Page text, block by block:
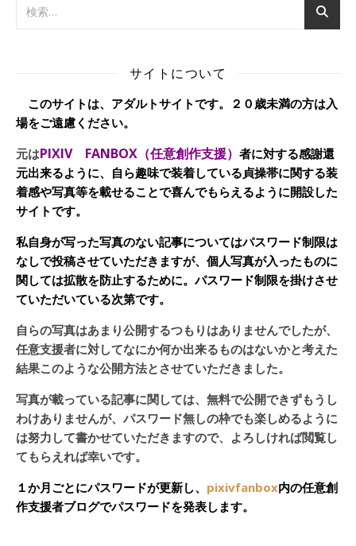
サイトについて
このサイトは、アダルトサイトです。２０歳未満の方は入
場をご遠慮ください。
元はPIXIV FANBOX（任意創作支援） 者に対する感謝還
元出来るように、自ら趣味で装着している貞操帯に関する装
着感や写真等を載せることで喜んでもらえるように開設した
サイトです。
私自身が写った写真のない記事についてはパスワード制限は
なしで投稿させていただきますが、個人写真が入ったものに
関しては拡散を防止するために。パスワード制限を掛けさせ
ていただいている次第です。
自らの写真はあまり公開するつもりはありませんでしたが、
任意支援者に対してなにか何か出来るものはないかと考えた
結果このような公開方法とさせていただきました。
写真が載っている記事に関しては、無料で公開できずもうし
わけありませんが、パスワード無しの枠でも楽しめるように
は努力して書かせていただきますので、よろしければ閲覧し
てもらえれば幸いです。
１か月ごとにパスワードが更新し、 pixivfanbox内の任意創
作支援者ブログでパスワードを発表します。